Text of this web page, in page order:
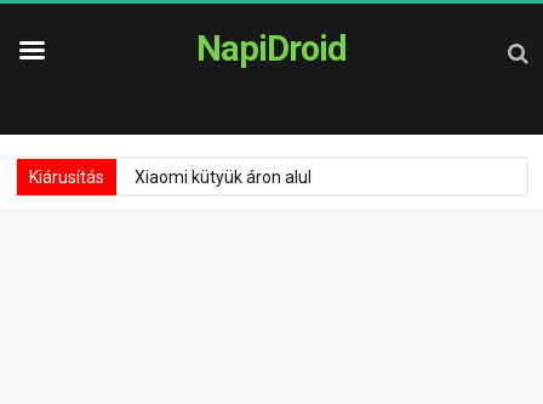
NapiDroid
Kiárusítás Xiaomi kütyük áron alul